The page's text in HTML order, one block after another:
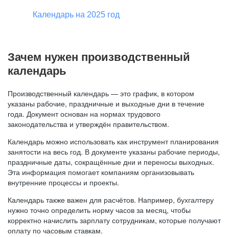
Календарь на 2025 год
Зачем нужен производственный
календарь
Производственный календарь — это график, в котором
указаны рабочие, праздничные и выходные дни в течение
года. Документ основан на нормах трудового
законодательства и утверждён правительством.
Календарь можно использовать как инструмент планирования
занятости на весь год. В документе указаны рабочие периоды,
праздничные даты, сокращённые дни и переносы выходных.
Эта информация помогает компаниям организовывать
внутренние процессы и проекты.
Календарь также важен для расчётов. Например, бухгалтеру
нужно точно определить норму часов за месяц, чтобы
корректно начислить зарплату сотрудникам, которые получают
оплату по часовым ставкам.